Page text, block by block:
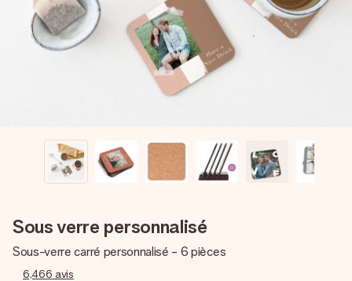
Créez quelque chose d’unique en quelques étapes – avec
son prénom, votre photo ou un message qui touche le cœur.
Sans complications, juste tout l’amour pour le moment idéal.
Sous verre personnalisé
Sous-verre carré personnalisé - 6 pièces
6,466 avis